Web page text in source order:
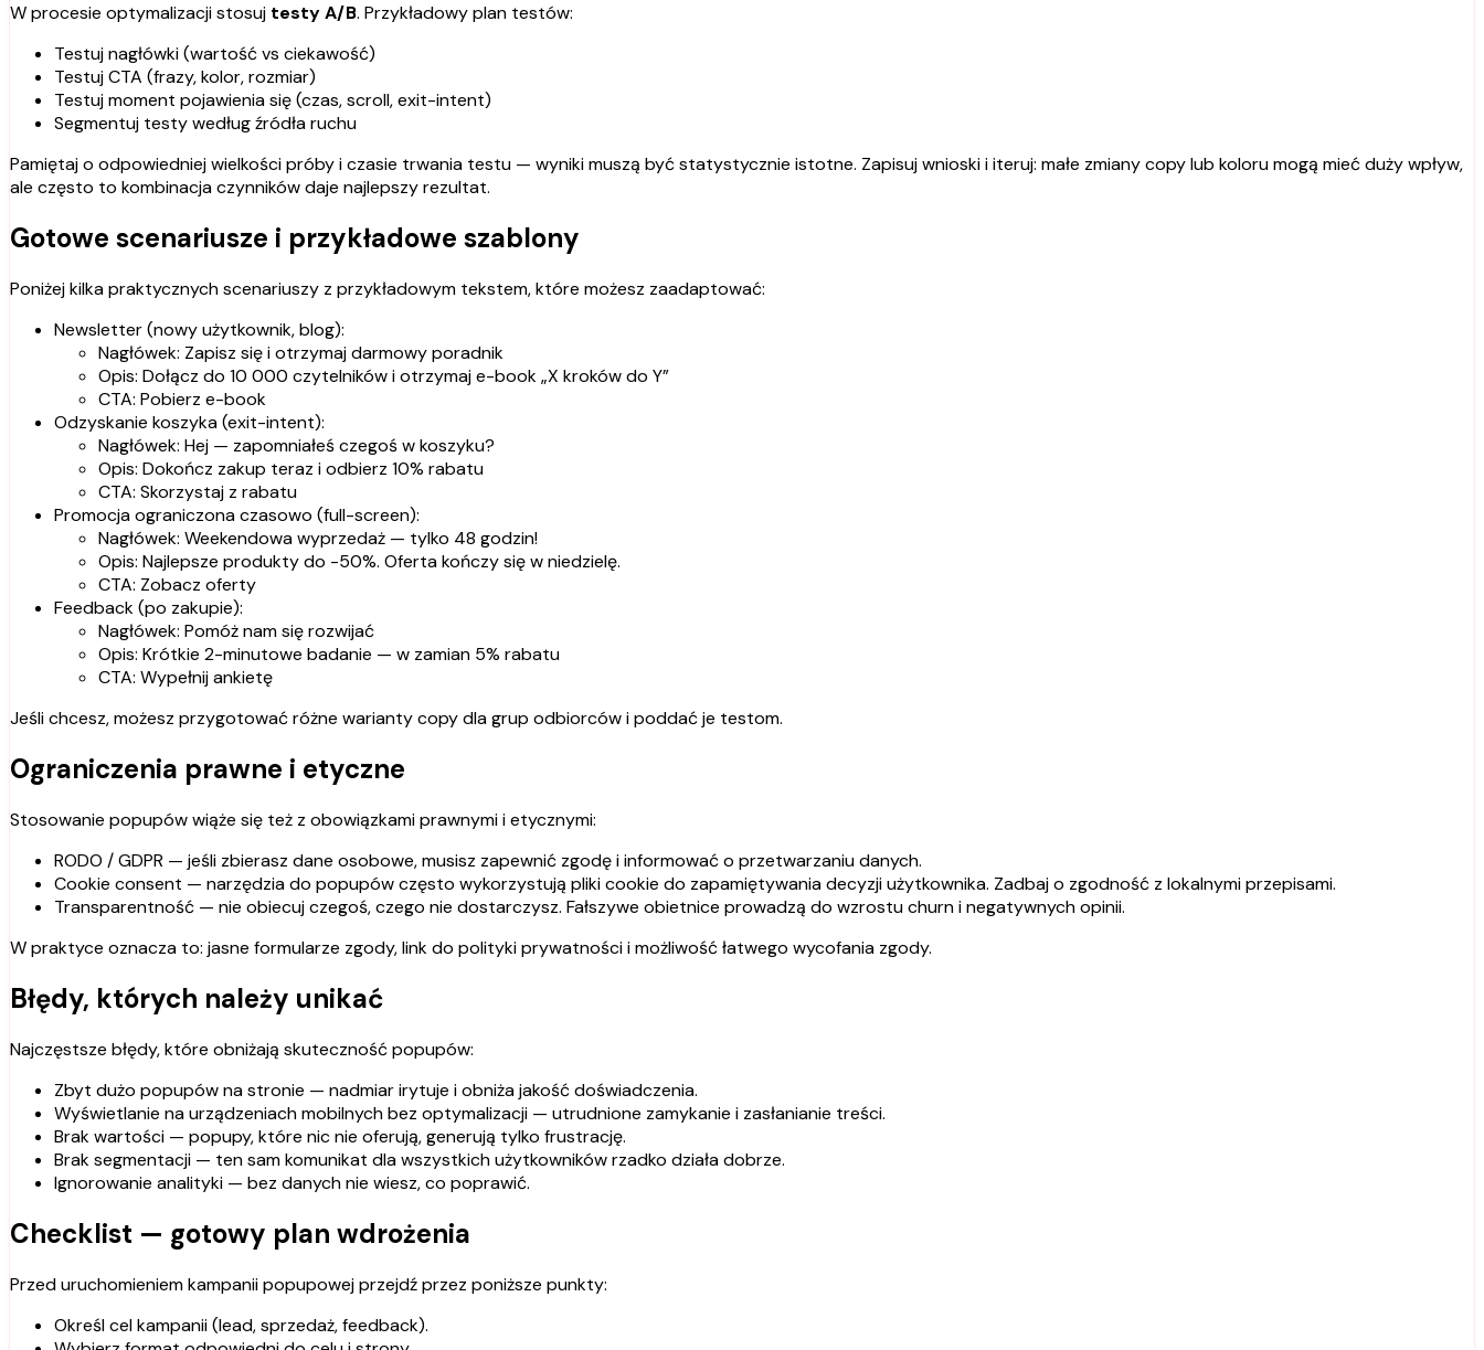
W procesie optymalizacji stosuj testy A/B. Przykładowy plan testów:
Testuj nagłówki (wartość vs ciekawość)
Testuj CTA (frazy, kolor, rozmiar)
Testuj moment pojawienia się (czas, scroll, exit-intent)
Segmentuj testy według źródła ruchu
Pamiętaj o odpowiedniej wielkości próby i czasie trwania testu — wyniki muszą być statystycznie istotne. Zapisuj wnioski i iteruj: małe zmiany copy lub koloru mogą mieć duży wpływ,
ale często to kombinacja czynników daje najlepszy rezultat.
Gotowe scenariusze i przykładowe szablony
Poniżej kilka praktycznych scenariuszy z przykładowym tekstem, które możesz zaadaptować:
Newsletter (nowy użytkownik, blog):
Nagłówek: Zapisz się i otrzymaj darmowy poradnik
Opis: Dołącz do 10 000 czytelników i otrzymaj e-book „X kroków do Y”
CTA: Pobierz e-book
Odzyskanie koszyka (exit-intent):
Nagłówek: Hej — zapomniałeś czegoś w koszyku?
Opis: Dokończ zakup teraz i odbierz 10% rabatu
CTA: Skorzystaj z rabatu
Promocja ograniczona czasowo (full-screen):
Nagłówek: Weekendowa wyprzedaż — tylko 48 godzin!
Opis: Najlepsze produkty do -50%. Oferta kończy się w niedzielę.
CTA: Zobacz oferty
Feedback (po zakupie):
Nagłówek: Pomóż nam się rozwijać
Opis: Krótkie 2-minutowe badanie — w zamian 5% rabatu
CTA: Wypełnij ankietę
Jeśli chcesz, możesz przygotować różne warianty copy dla grup odbiorców i poddać je testom.
Ograniczenia prawne i etyczne
Stosowanie popupów wiąże się też z obowiązkami prawnymi i etycznymi:
RODO / GDPR — jeśli zbierasz dane osobowe, musisz zapewnić zgodę i informować o przetwarzaniu danych.
Cookie consent — narzędzia do popupów często wykorzystują pliki cookie do zapamiętywania decyzji użytkownika. Zadbaj o zgodność z lokalnymi przepisami.
Transparentność — nie obiecuj czegoś, czego nie dostarczysz. Fałszywe obietnice prowadzą do wzrostu churn i negatywnych opinii.
W praktyce oznacza to: jasne formularze zgody, link do polityki prywatności i możliwość łatwego wycofania zgody.
Błędy, których należy unikać
Najczęstsze błędy, które obniżają skuteczność popupów:
Zbyt dużo popupów na stronie — nadmiar irytuje i obniża jakość doświadczenia.
Wyświetlanie na urządzeniach mobilnych bez optymalizacji — utrudnione zamykanie i zasłanianie treści.
Brak wartości — popupy, które nic nie oferują, generują tylko frustrację.
Brak segmentacji — ten sam komunikat dla wszystkich użytkowników rzadko działa dobrze.
Ignorowanie analityki — bez danych nie wiesz, co poprawić.
Checklist — gotowy plan wdrożenia
Przed uruchomieniem kampanii popupowej przejdź przez poniższe punkty:
Określ cel kampanii (lead, sprzedaż, feedback).